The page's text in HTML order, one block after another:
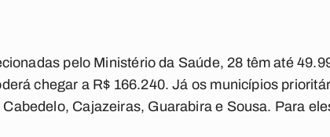
pelo Ministério da Saúde, 28 têm até
chegar a R$ 166.240. Já os municípios
Cajazeiras, Guarabira e Sousa. Para